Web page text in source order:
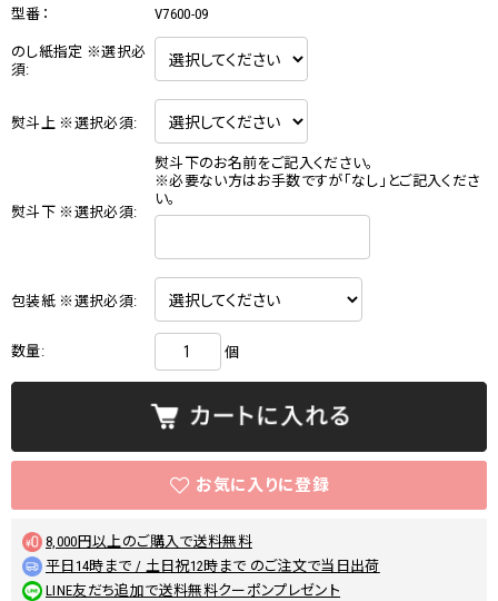
型番：
V7600-09
のし紙指定 ※選択必
須:
熨斗上 ※選択必須:
熨斗下 ※選択必須:
熨斗下のお名前をご記入ください。
※必要ない方はお手数ですが「なし」とご記入くださ
い。
包装紙 ※選択必須:
数量: 個
8,000円以上のご購入で送料無料
平日14時まで / 土日祝12時まで のご注文で当日出荷
LINE友だち追加で送料無料クーポンプレゼント